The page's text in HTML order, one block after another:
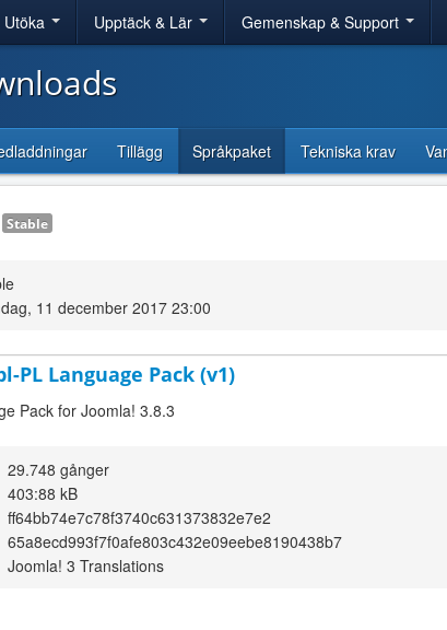
Utöka Upptäck & Lär Gemenskap & Support
Tillägg Språkpaket Tekniska krav
Stable
11 december 2017 23:00
PL Language Pack (v1)
Pack for Joomla! 3.8.3
29.748 gånger
403:88 kB
ff64bb74e7c78f3740c631373832e7e2
65a8ecd993f7f0afe803c432e09eebe8190438b7
Joomla! 3 Translations